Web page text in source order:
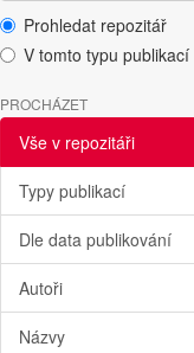
Prohledat repozitář
V tomto typu publikací
PROCHÁZET
Vše v repozitáři
Typy publikací
Dle data publikování
Autoři
Názvy